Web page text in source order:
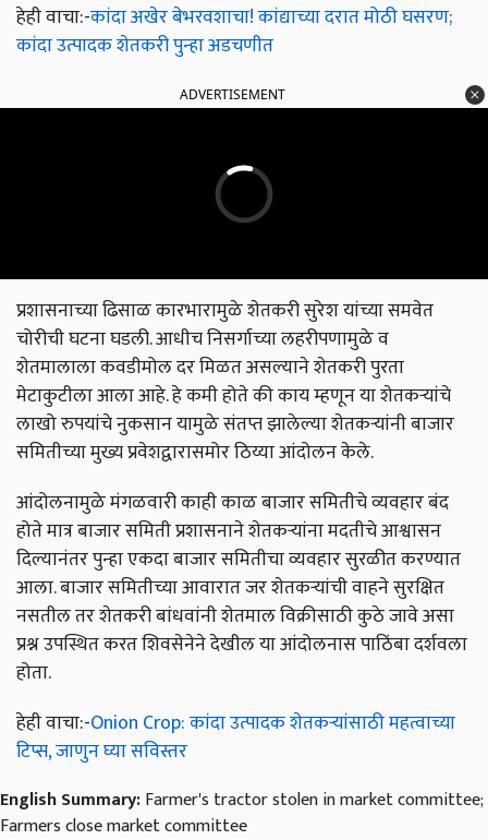
हेही वाचा:-कांदा अखेर बेभरवशाचा! कांद्याच्या दरात मोठी घसरण;
कांदा उत्पादक शेतकरी पुन्हा अडचणीत
ADVERTISEMENT
प्रशासनाच्या ढिसाळ कारभारामुळे शेतकरी सुरेश यांच्या समवेत
चोरीची घटना घडली. आधीच निसर्गाच्या लहरीपणामुळे व
शेतमालाला कवडीमोल दर मिळत असल्याने शेतकरी पुरता
मेटाकुटीला आला आहे. हे कमी होते की काय म्हणून या शेतकऱ्यांचे
लाखो रुपयांचे नुकसान यामुळे संतप्त झालेल्या शेतकऱ्यांनी बाजार
समितीच्या मुख्य प्रवेशद्वारासमोर ठिय्या आंदोलन केले.
आंदोलनामुळे मंगळवारी काही काळ बाजार समितीचे व्यवहार बंद
होते मात्र बाजार समिती प्रशासनाने शेतकऱ्यांना मदतीचे आश्वासन
दिल्यानंतर पुन्हा एकदा बाजार समितीचा व्यवहार सुरळीत करण्यात
आला. बाजार समितीच्या आवारात जर शेतकऱ्यांची वाहने सुरक्षित
नसतील तर शेतकरी बांधवांनी शेतमाल विक्रीसाठी कुठे जावे असा
प्रश्न उपस्थित करत शिवसेनेने देखील या आंदोलनास पाठिंबा दर्शवला
होता.
हेही वाचा:-Onion Crop: कांदा उत्पादक शेतकऱ्यांसाठी महत्वाच्या
टिप्स, जाणुन घ्या सविस्तर
English Summary:Farmer's tractor stolen in market committee;
Farmers close market committee